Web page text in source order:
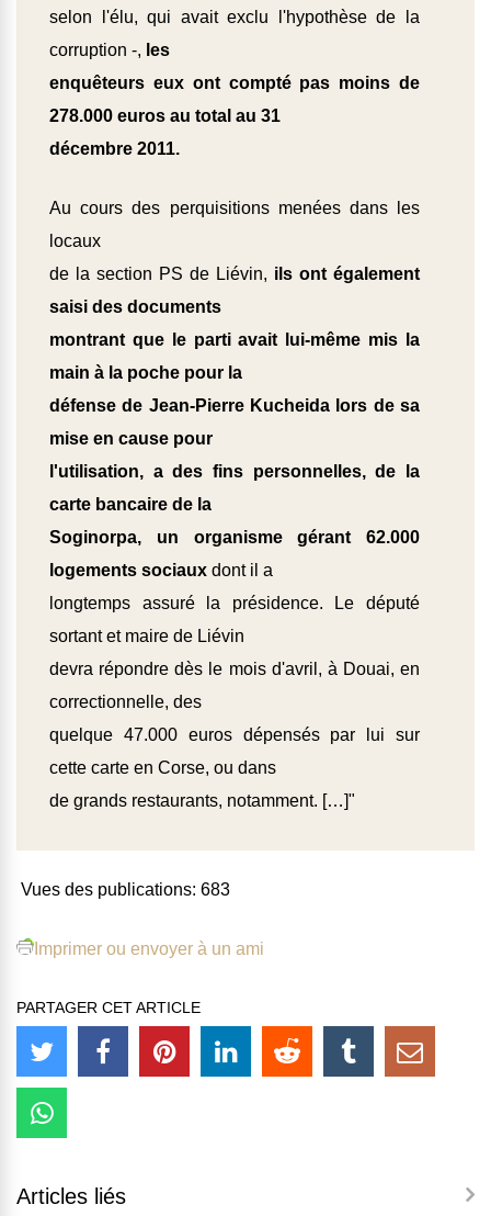
selon l'élu, qui avait exclu l'hypothèse de la
corruption -, les
enquêteurs eux ont compté pas moins de
278.000 euros au total au 31
décembre 2011.
Au cours des perquisitions menées dans les
locaux
de la section PS de Liévin, ils ont également
saisi des documents
montrant que le parti avait lui-même mis la
main à la poche pour la
défense de Jean-Pierre Kucheida lors de sa
mise en cause pour
l'utilisation, a des fins personnelles, de la
carte bancaire de la
Soginorpa, un organisme gérant 62.000
logements sociaux dont il a
longtemps assuré la présidence. Le député
sortant et maire de Liévin
devra répondre dès le mois d'avril, à Douai, en
correctionnelle, des
quelque 47.000 euros dépensés par lui sur
cette carte en Corse, ou dans
de grands restaurants, notamment. […]"
Vues des publications: 683
Imprimer ou envoyer à un ami
PARTAGER CET ARTICLE
Articles liés